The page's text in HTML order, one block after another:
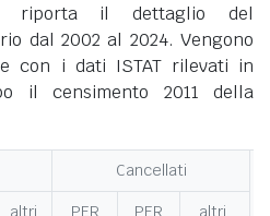
riporta il dettaglio del
dal 2002 al 2024. Vengono
con i dati ISTAT rilevati in
il censimento 2011 della
Cancellati
altri
PER
PER
altri